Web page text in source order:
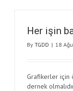
Her işin
By TGDD | 18
Grafikerler için
dernek